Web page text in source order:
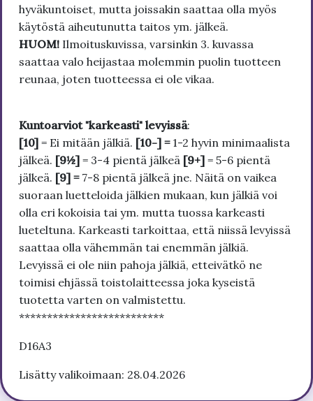
hyväkuntoiset, mutta joissakin saattaa olla myös
käytöstä aiheutunutta taitos ym. jälkeä.
HUOM! Ilmoituskuvissa, varsinkin 3. kuvassa
saattaa valo heijastaa molemmin puolin tuotteen
reunaa, joten tuotteessa ei ole vikaa.
Kuntoarviot "karkeasti" levyissä:
[10] = Ei mitään jälkiä. [10-] = 1-2 hyvin minimaalista
jälkeä. [9½] = 3-4 pientä jälkeä [9+] = 5-6 pientä
jälkeä. [9] = 7-8 pientä jälkeä jne. Näitä on vaikea
suoraan luetteloida jälkien mukaan, kun jälkiä voi
olla eri kokoisia tai ym. mutta tuossa karkeasti
lueteltuna. Karkeasti tarkoittaa, että niissä levyissä
saattaa olla vähemmän tai enemmän jälkiä.
Levyissä ei ole niin pahoja jälkiä, etteivätkö ne
toimisi ehjässä toistolaitteessa joka kyseistä
tuotetta varten on valmistettu.
**************************
D16A3
Lisätty valikoimaan: 28.04.2026